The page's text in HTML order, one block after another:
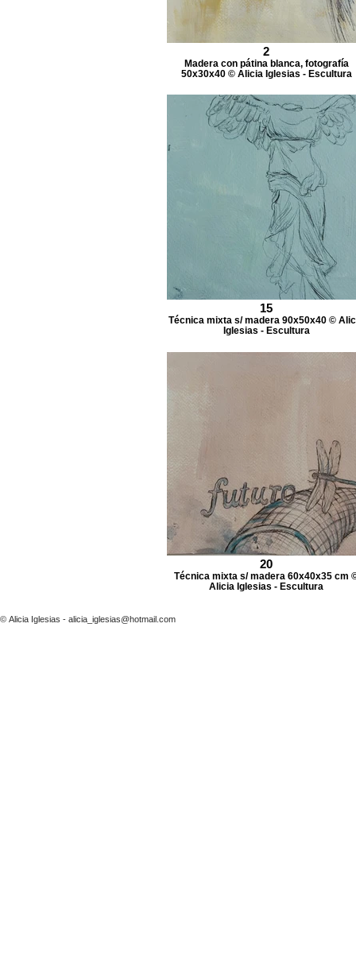
2
Madera con pátina blanca, fotografía
50x30x40 © Alicia Iglesias - Escultura
15
Técnica mixta s/ madera 90x50x40 ©
Iglesias - Escultura
20
Técnica mixta s/ madera 60x40x35 cm
Alicia Iglesias - Escultura
© Alicia Iglesias - alicia_iglesias@hotmail.com